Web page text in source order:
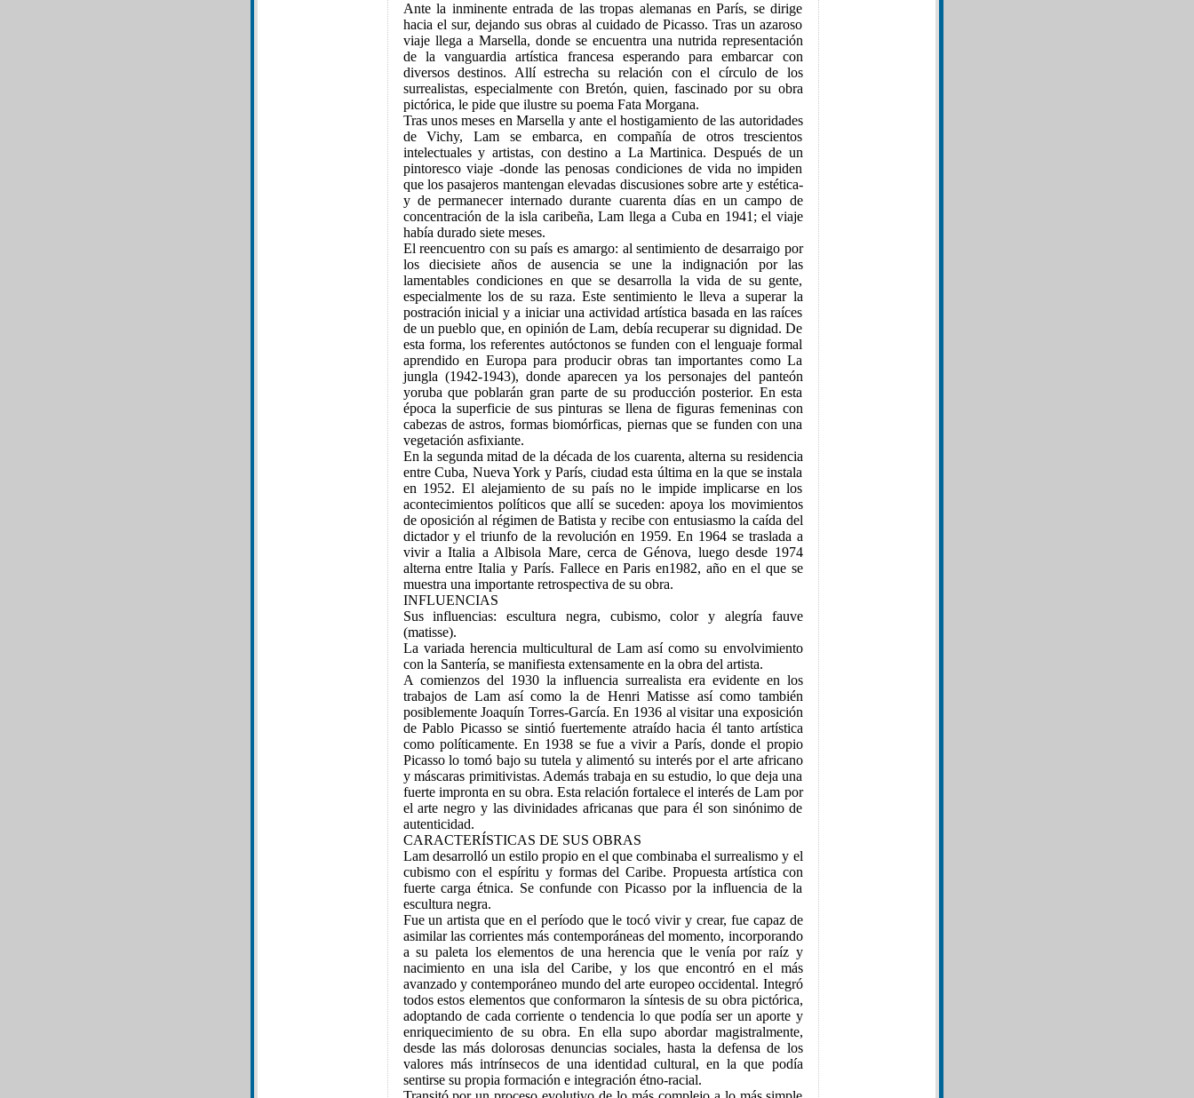
Ante la inminente entrada de las tropas alemanas en París, se dirige
hacia el sur, dejando sus obras al cuidado de Picasso. Tras un azaroso
viaje llega a Marsella, donde se encuentra una nutrida representación
de la vanguardia artística francesa esperando para embarcar con
diversos destinos. Allí estrecha su relación con el círculo de los
surrealistas, especialmente con Bretón, quien, fascinado por su obra
pictórica, le pide que ilustre su poema Fata Morgana.
Tras unos meses en Marsella y ante el hostigamiento de las autoridades
de Vichy, Lam se embarca, en compañía de otros trescientos
intelectuales y artistas, con destino a La Martinica. Después de un
pintoresco viaje -donde las penosas condiciones de vida no impiden
que los pasajeros mantengan elevadas discusiones sobre arte y estética-
y de permanecer internado durante cuarenta días en un campo de
concentración de la isla caribeña, Lam llega a Cuba en 1941; el viaje
había durado siete meses.
El reencuentro con su país es amargo: al sentimiento de desarraigo por
los diecisiete años de ausencia se une la indignación por las
lamentables condiciones en que se desarrolla la vida de su gente,
especialmente los de su raza. Este sentimiento le lleva a superar la
postración inicial y a iniciar una actividad artística basada en las raíces
de un pueblo que, en opinión de Lam, debía recuperar su dignidad. De
esta forma, los referentes autóctonos se funden con el lenguaje formal
aprendido en Europa para producir obras tan importantes como La
jungla (1942-1943), donde aparecen ya los personajes del panteón
yoruba que poblarán gran parte de su producción posterior. En esta
época la superficie de sus pinturas se llena de figuras femeninas con
cabezas de astros, formas biomórficas, piernas que se funden con una
vegetación asfixiante.
En la segunda mitad de la década de los cuarenta, alterna su residencia
entre Cuba, Nueva York y París, ciudad esta última en la que se instala
en 1952. El alejamiento de su país no le impide implicarse en los
acontecimientos políticos que allí se suceden: apoya los movimientos
de oposición al régimen de Batista y recibe con entusiasmo la caída del
dictador y el triunfo de la revolución en 1959. En 1964 se traslada a
vivir a Italia a Albisola Mare, cerca de Génova, luego desde 1974
alterna entre Italia y París. Fallece en Paris en1982, año en el que se
muestra una importante retrospectiva de su obra.
INFLUENCIAS
Sus influencias: escultura negra, cubismo, color y alegría fauve
(matisse).
La variada herencia multicultural de Lam así como su envolvimiento
con la Santería, se manifiesta extensamente en la obra del artista.
A comienzos del 1930 la influencia surrealista era evidente en los
trabajos de Lam así como la de Henri Matisse así como también
posiblemente Joaquín Torres-García. En 1936 al visitar una exposición
de Pablo Picasso se sintió fuertemente atraído hacia él tanto artística
como políticamente. En 1938 se fue a vivir a París, donde el propio
Picasso lo tomó bajo su tutela y alimentó su interés por el arte africano
y máscaras primitivistas. Además trabaja en su estudio, lo que deja una
fuerte impronta en su obra. Esta relación fortalece el interés de Lam por
el arte negro y las divinidades africanas que para él son sinónimo de
autenticidad.
CARACTERÍSTICAS DE SUS OBRAS
Lam desarrolló un estilo propio en el que combinaba el surrealismo y el
cubismo con el espíritu y formas del Caribe. Propuesta artística con
fuerte carga étnica. Se confunde con Picasso por la influencia de la
escultura negra.
Fue un artista que en el período que le tocó vivir y crear, fue capaz de
asimilar las corrientes más contemporáneas del momento, incorporando
a su paleta los elementos de una herencia que le venía por raíz y
nacimiento en una isla del Caribe, y los que encontró en el más
avanzado y contemporáneo mundo del arte europeo occidental. Integró
todos estos elementos que conformaron la síntesis de su obra pictórica,
adoptando de cada corriente o tendencia lo que podía ser un aporte y
enriquecimiento de su obra. En ella supo abordar magistralmente,
desde las más dolorosas denuncias sociales, hasta la defensa de los
valores más intrínsecos de una identidad cultural, en la que podía
sentirse su propia formación e integración étno-racial.